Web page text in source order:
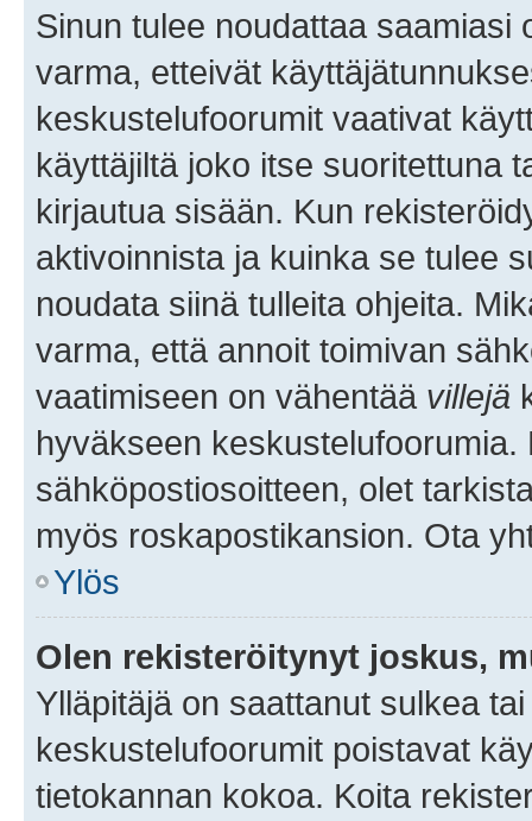
Sinun tulee noudattaa saamiasi
varma, etteivät
keskustelufoorumit vaativat
käyttäjiltä joko itse suoritettuna
kirjautua sisään. Kun
aktivoinnista ja kuinka se tulee
noudata siinä tulleita ohjeita.
varma, että annoit toimivan
vaatimiseen on vähentää villejä
hyväkseen
sähköpostiosoitteen, olet
myös roskapostikansion. Ota
Ylös
Olen rekisteröitynyt joskus,
Ylläpitäjä on saattanut sulkea
keskustelufoorumit poistavat
tietokannan kokoa. Koita